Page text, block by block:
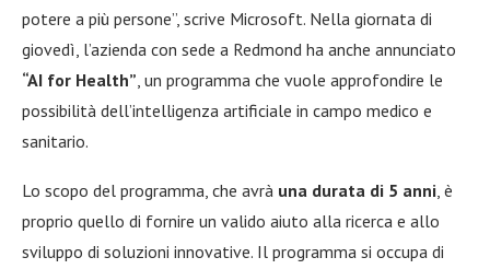
potere a più persone”, scrive Microsoft. Nella giornata di
giovedì, l’azienda con sede a Redmond ha anche annunciato
“AI for Health” , un programma che vuole approfondire le
possibilità dell’intelligenza artificiale in campo medico e
sanitario.
Lo scopo del programma, che avrà una durata di 5 anni , è
proprio quello di fornire un valido aiuto alla ricerca e allo
sviluppo di soluzioni innovative. Il programma si occupa di